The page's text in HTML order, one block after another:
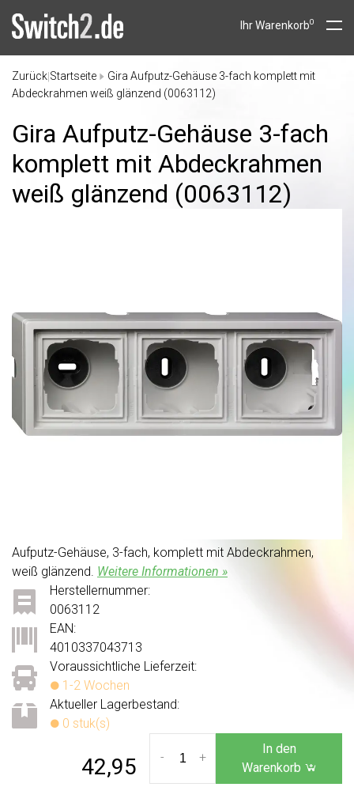
Ihr Warenkorb0
Zurück Startseite
Gira Aufputz-Gehäuse 3-fach komplett mit
Abdeckrahmen weiß glänzend (0063112)
Gira Aufputz-Gehäuse 3-fach
komplett mit Abdeckrahmen
weiß glänzend (0063112)
Aufputz-Gehäuse, 3-fach, komplett mit Abdeckrahmen,
weiß glänzend. Weitere Informationen »
Voraussichtliche Lieferzeit:
1-2 Wochen
Aktueller Lagerbestand:
0 stuk(s)
Herstellernummer:
0063112
EAN:
4010337043713
42,95 +
-
In den
Warenkorb